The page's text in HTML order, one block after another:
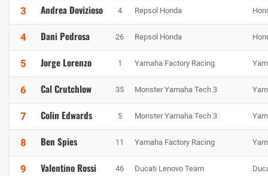
3 Andrea Dovizioso 4 Repsol Honda
4 Dani Pedrosa 26 Repsol Honda
5 Jorge Lorenzo 1 Yamaha Factory Racing
6 Cal Crutchlow 35 Monster Yamaha Tech 3
7 Colin Edwards 5 Monster Yamaha Tech 3
8 Ben Spies 11 Yamaha Factory Racing
9 Valentino Rossi 46 Ducati Lenovo Team